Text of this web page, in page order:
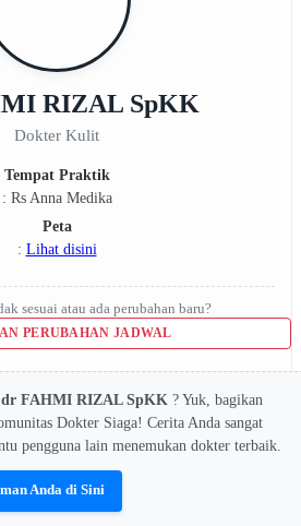
RIZAL SpKK
Dokter Kulit
Tempat Praktik
: Rs Anna Medika
Peta
: Lihat disini
sesuai atau ada perubahan baru?
PERUBAHAN JADWAL
dr FAHMI RIZAL SpKK ? Yuk, bagikan
Dokter Siaga! Cerita Anda sangat
pengguna lain menemukan dokter terbaik.
Anda di Sini